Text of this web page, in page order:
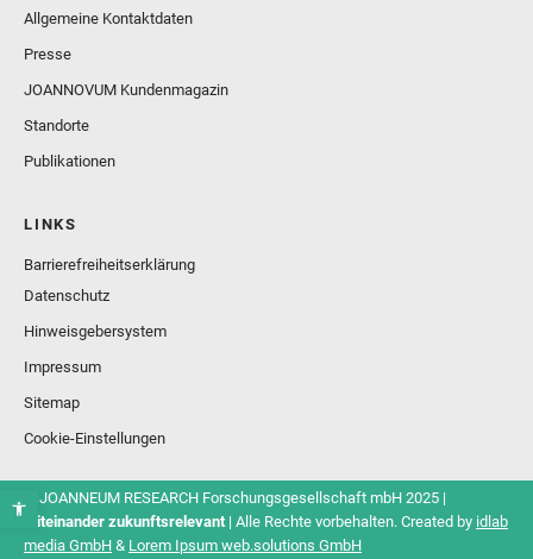
Allgemeine Kontaktdaten
Presse
JOANNOVUM Kundenmagazin
Standorte
Publikationen
LINKS
Barrierefreiheitserklärung
Datenschutz
Hinweisgebersystem
Impressum
Sitemap
Cookie-Einstellungen
© JOANNEUM RESEARCH Forschungsgesellschaft mbH 2025 |
Miteinander zukunftsrelevant| Alle Rechte vorbehalten. Created by idlab
media GmbH & Lorem Ipsum web.solutions GmbH